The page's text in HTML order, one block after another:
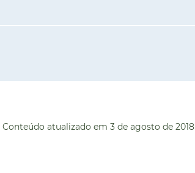
Conteúdo atualizado em 3 de agosto de 2018